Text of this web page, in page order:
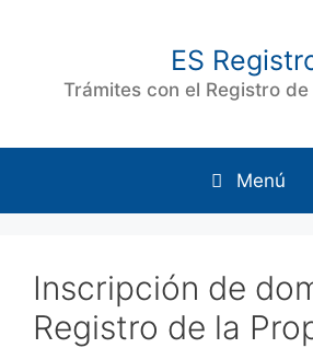
ES
Trámites con el Registro
Menú
Inscripción de
Registro de la